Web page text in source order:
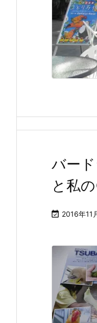
バー
と私
 2016年11